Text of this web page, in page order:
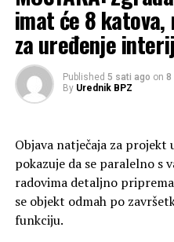
imat će 8
za uređenje
Published 5 sati ago on 8
By Urednik BPZ
Objava natječaja za
pokazuje da se paralelno s
radovima detaljno
se objekt odmah po
funkciju.